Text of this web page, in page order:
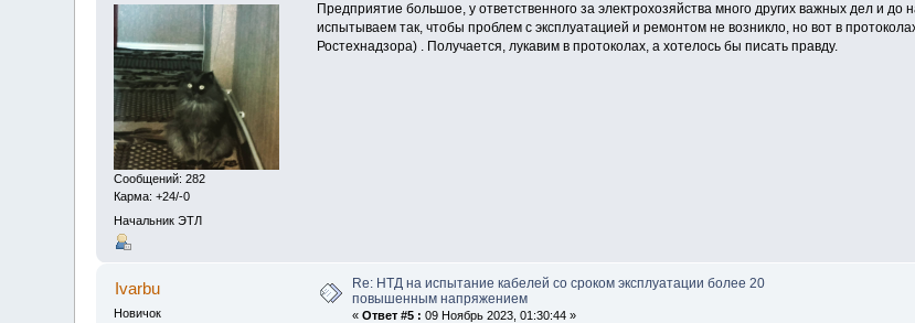
Сообщений: 282
Карма: +24/-0
Начальник ЭТЛ
Предприятие большое, у ответственного за электрохозяйства много других важных дел и
испытываем так, чтобы проблем с эксплуатацией и ремонтом не возникло, но вот в
Ростехнадзора) . Получается, лукавим в протоколах, а хотелось бы писать правду.
Ivarbu
Новичок
Re: НТД на испытание кабелей со сроком эксплуатации более 20
повышенным напряжением
«Ответ #5 : 09 Ноябрь 2023, 01:30:44 »